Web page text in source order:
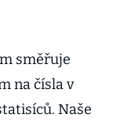
směřuje
na čísla v
Naše